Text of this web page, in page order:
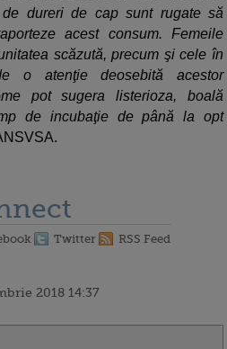
dureri de cap sunt rugate să
acest consum. Femeile
scăzută, precum şi cele în
o atenţie deosebită acestor
pot sugera listerioza, boală
de incubaţie de până la opt
Twitter RSS Feed
2018 14:37